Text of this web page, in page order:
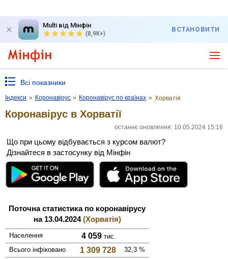
Multi від Мінфін
(8,9K+)
ВСТАНОВИТИ
Всі показники
Індекси » Коронавірус » Коронавірус по країнах » Хорватія
Коронавірус в Хорватії
останнє оновлення: 10.05.2024 15:16
Що при цьому відбувається з курсом валют?
Дізнайтеся в застосунку від Мінфін
Поточна статистика по коронавірусу
на 13.04.2024(Хорватія)
Населення 4 059 тис.
Всього інфі­ковано
1 309 728 32,3 %